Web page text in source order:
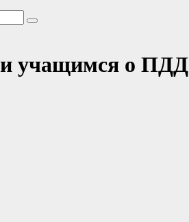
учащимся о ПДД